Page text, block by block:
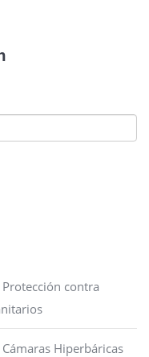
contra
Hiperbáricas